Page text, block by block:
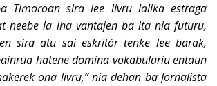
Timoroan sira lee livru lalika estraga
neebe la iha vantajen ba ita nia futuru,
sira atu sai eskritór tenke lee barak,
hatene domina vokabulariu entaun
ona livru,” nia dehan ba Jornalista